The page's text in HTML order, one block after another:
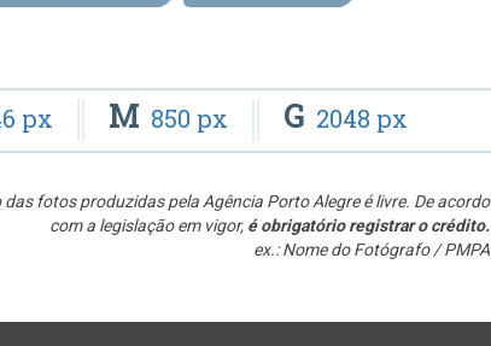
px M 850 px G 2048 px
das fotos produzidas pela Agência Porto Alegre é livre. De acordo
com a legislação em vigor, é obrigatório registrar o crédito.
ex.: Nome do Fotógrafo / PMPA